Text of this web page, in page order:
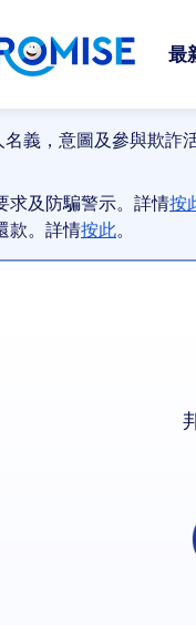
最
義，意圖及參與欺詐
求及防騙警示。詳情按
款。詳情按此。